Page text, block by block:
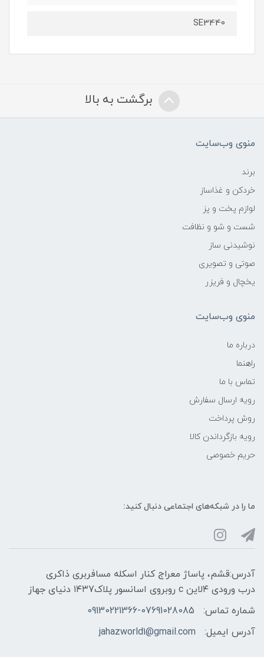
SE3440
برگشت به بالا
منوی وب‌سایت
برند
خردکن و غذاساز
لوازم پخت و پز
شست و شو و نظافت
نوشیدنی ساز
صوتی و تصویری
یخچال و فریزر
منوی وب‌سایت
درباره ما
راهنما
تماس با ما
رویه ارسال سفارش
روش پرداخت
رویه‌ بازگرداندن کالا
حریم خصوصی
ما را در شبکه‌های اجتماعی دنبال کنید:
آدرس:قشم، پاساژ معراج کنار اسکله مسافربری ذاکری
درب ورودی ۴لاین c روبروی اسانسور پلاک۱۴۳7 دنیای جهاز
شماره تماس:
09130221366-07691028085
آدرس ایمیل:
jahazworld1@gmail.com